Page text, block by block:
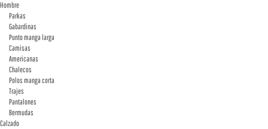
Hombre
Parkas
Gabardinas
Punto manga larga
Camisas
Americanas
Chalecos
Polos manga corta
Trajes
Pantalones
Bermudas
Calzado